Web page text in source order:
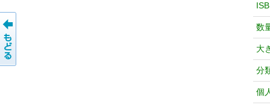
数
大
分
個